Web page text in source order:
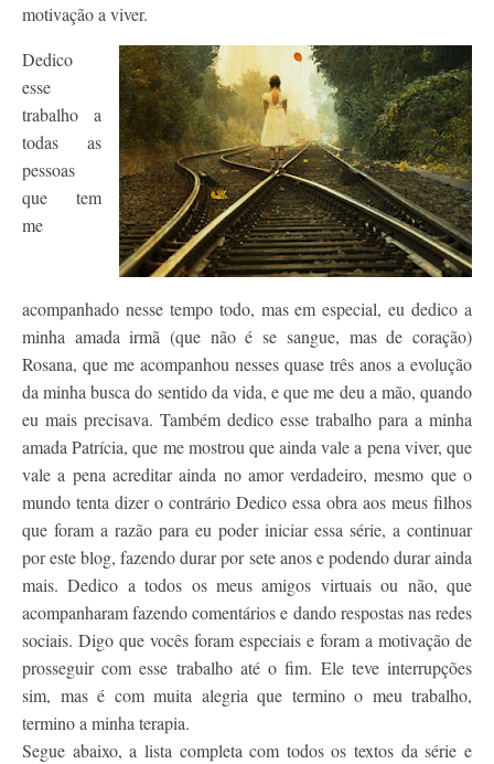
motivação a viver.
Dedico
esse
trabalho a
todas as
pessoas
que tem
me
acompanhado nesse tempo todo, mas em especial, eu dedico a
minha amada irmã (que não é se sangue, mas de coração)
Rosana, que me acompanhou nesses quase três anos a evolução
da minha busca do sentido da vida, e que me deu a mão, quando
eu mais precisava. Também dedico esse trabalho para a minha
amada Patrícia, que me mostrou que ainda vale a pena viver, que
vale a pena acreditar ainda no amor verdadeiro, mesmo que o
mundo tenta dizer o contrário Dedico essa obra aos meus filhos
que foram a razão para eu poder iniciar essa série, a continuar
por este blog, fazendo durar por sete anos e podendo durar ainda
mais. Dedico a todos os meus amigos virtuais ou não, que
acompanharam fazendo comentários e dando respostas nas redes
sociais. Digo que vocês foram especiais e foram a motivação de
prosseguir com esse trabalho até o fim. Ele teve interrupções
sim, mas é com muita alegria que termino o meu trabalho,
termino a minha terapia.
Segue abaixo, a lista completa com todos os textos da série e